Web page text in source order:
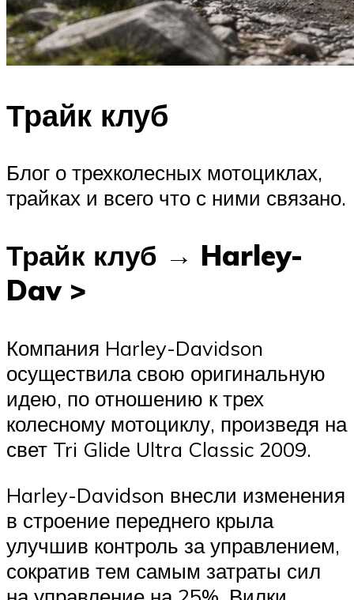
Трайк клуб
Блог о трехколесных мотоциклах,
трайках и всего что с ними связано.
Трайк клуб → Harley-
Dav >
Компания Harley-Davidson
осуществила свою оригинальную
идею, по отношению к трех
колесному мотоциклу, произведя на
свет Tri Glide Ultra Classic 2009.
Harley-Davidson внесли изменения
в строение переднего крыла
улучшив контроль за управлением,
сократив тем самым затраты сил